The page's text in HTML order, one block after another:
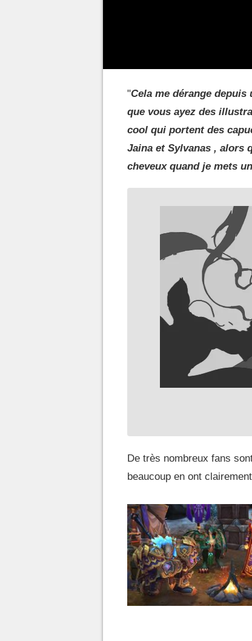
"Cela me dérange
que vous ayez des
cool qui portent des
Jaina et Sylvanas , alors
cheveux quand je mets
De très nombreux fans
beaucoup en ont